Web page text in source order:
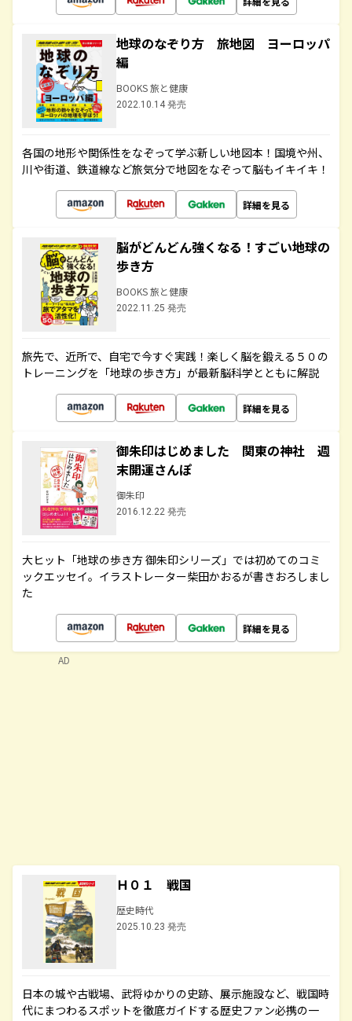
地球のなぞり方 旅地図 ヨーロッパ
編
BOOKS 旅と健康
2022.10.14 発売
各国の地形や関係性をなぞって学ぶ新しい地図本！国境や州、
川や街道、鉄道線など旅気分で地図をなぞって脳もイキイキ！
詳細を見る
脳がどんどん強くなる！すごい地球の
歩き方
BOOKS 旅と健康
2022.11.25 発売
旅先で、近所で、自宅で今すぐ実践！楽しく脳を鍛える５０の
トレーニングを「地球の歩き方」が最新脳科学とともに解説
詳細を見る
御朱印はじめました 関東の神社 週
末開運さんぽ
御朱印
2016.12.22 発売
大ヒット「地球の歩き方 御朱印シリーズ」では初めてのコミ
ックエッセイ。イラストレーター柴田かおるが書きおろしまし
た
詳細を見る
Ｈ０１ 戦国
歴史時代
2025.10.23 発売
日本の城や古戦場、武将ゆかりの史跡、展示施設など、戦国時
代にまつわるスポットを徹底ガイドする歴史ファン必携の一
AD